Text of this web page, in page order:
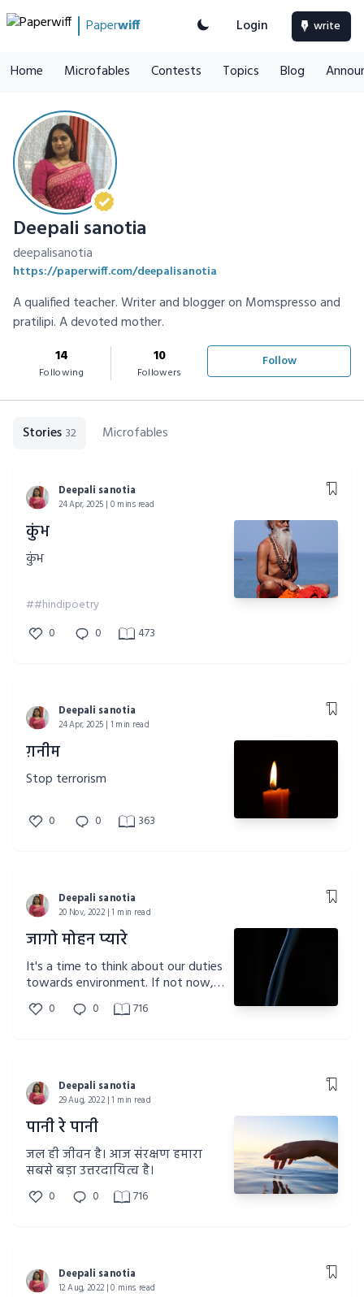
Paperwiff Login write
Home Microfables Contests Topics Blog
Deepali sanotia
deepalisanotia
https://paperwiff.com/deepalisanotia
A qualified teacher. Writer and blogger on Momspresso and
pratilipi. A devoted mother.
14
Following
10
Followers
Follow
Stories 32 Microfables
Deepali sanotia
24 Apr, 2025 | 0 mins read
कुंभ
कुंभ
##hindipoetry
0
0 473
Deepali sanotia
24 Apr, 2025 | 1 min read
ग़नीम
Stop terrorism
0 0 363
Deepali sanotia
20 Nov, 2022 | 1 min read
जागो मोहन प्यारे
It's a time to think about our duties
towards environment. If not now,
when?
0 0 716
Deepali sanotia
29 Aug, 2022 | 1 min read
पानी रे पानी
जल ही जीवन है। आज संरक्षण हमारा
सबसे बड़ा उत्तरदायित्व है।
0 0 716
Deepali sanotia
12 Aug, 2022 | 0 mins read